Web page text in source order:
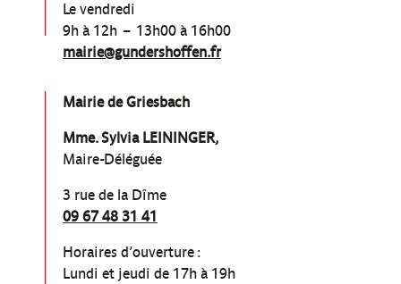
Le vendredi
9h à 12h – 13h00 à 16h00
mairie@gundershoffen.fr
Mairie de Griesbach
Mme. Sylvia LEININGER,
Maire-Déléguée
3 rue de la Dîme
09 67 48 31 41
Horaires d’ouverture :
Lundi et jeudi de 17h à 19h